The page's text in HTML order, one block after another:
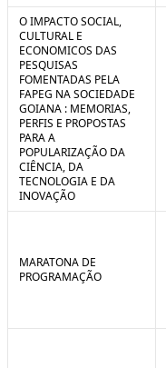
O IMPACTO SOCIAL,
CULTURAL E
ECONOMICOS DAS
PESQUISAS
FOMENTADAS PELA
FAPEG NA SOCIEDADE
GOIANA : MEMORIAS,
PERFIS E PROPOSTAS
PARA A
POPULARIZAÇÃO DA
CIÊNCIA, DA
TECNOLOGIA E DA
INOVAÇÃO
MARATONA DE
PROGRAMAÇÃO